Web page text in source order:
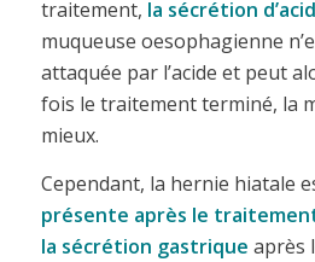
traitement, la sécrétion
muqueuse oesophagienne
attaquée par l’acide et peut
fois le traitement terminé, la
mieux.
Cependant, la hernie hiatale
présente après le
la sécrétion gastrique après